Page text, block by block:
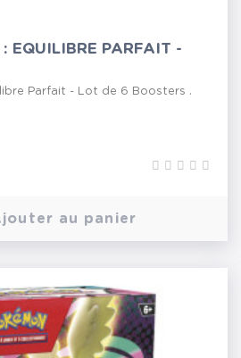
: EQUILIBRE PARFAIT -
Parfait - Lot de 6 Boosters .
au panier